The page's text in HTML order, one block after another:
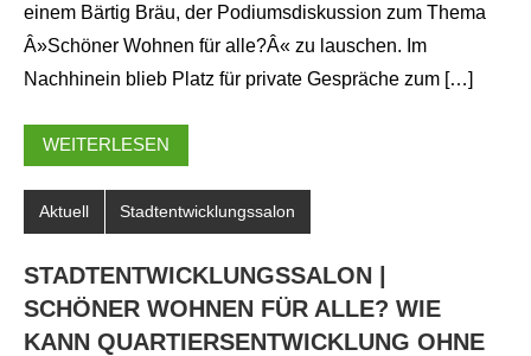
einem Bärtig Bräu, der Podiumsdiskussion zum Thema
Â»Schöner Wohnen für alle?Â« zu lauschen. Im
Nachhinein blieb Platz für private Gespräche zum […]
WEITERLESEN
Aktuell Stadtentwicklungssalon
STADTENTWICKLUNGSSALON |
SCHÖNER WOHNEN FÜR ALLE? WIE
KANN QUARTIERSENTWICKLUNG OHNE